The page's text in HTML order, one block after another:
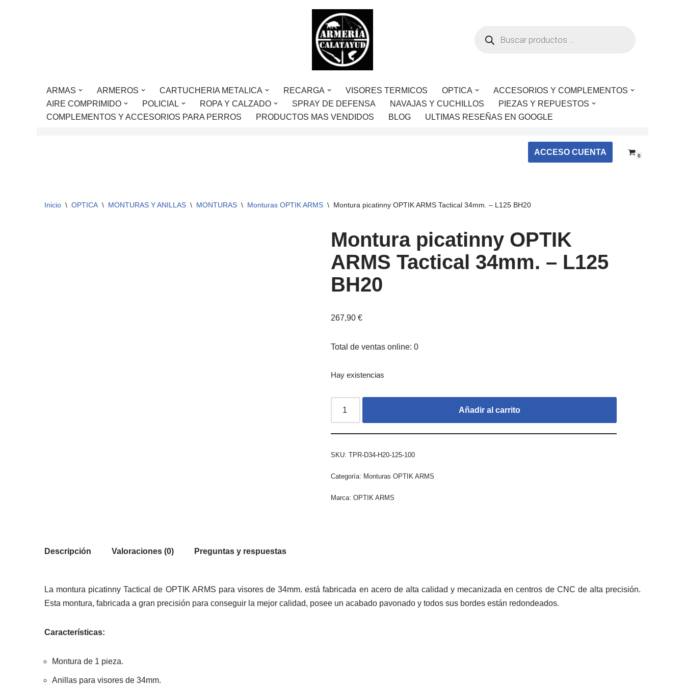
ARMAS ARMEROS CARTUCHERIA METALICA RECARGA VISORES TERMICOS OPTICA
ACCESORIOS Y COMPLEMENTOS
AIRE COMPRIMIDO
POLICIAL ROPA Y CALZADO SPRAY DE DEFENSA NAVAJAS Y CUCHILLOS
PIEZAS Y REPUESTOS
COMPLEMENTOS Y ACCESORIOS PARA PERROS
PRODUCTOS MAS VENDIDOS BLOG ULTIMAS RESEÑAS EN GOOGLE
ACCESO CUENTA 0
Inicio \ OPTICA \ MONTURAS Y ANILLAS \ MONTURAS \ Monturas OPTIK ARMS \ Montura picatinny OPTIK ARMS Tactical 34mm. – L125 BH20
Montura picatinny OPTIK
ARMS Tactical 34mm. – L125
BH20
267,90 €
Total de ventas online: 0
Hay existencias
Añadir al carrito
SKU: TPR-D34-H20-125-100
Categoría: Monturas OPTIK ARMS
Marca: OPTIK ARMS
Descripción Valoraciones (0) Preguntas y respuestas
La montura picatinny Tactical de OPTIK ARMS para visores de 34mm. está fabricada en acero de alta calidad y mecanizada en centros de CNC de alta precisión.
Esta montura, fabricada a gran precisión para conseguir la mejor calidad, posee un acabado pavonado y todos sus bordes están redondeados.
Características:
Montura de 1 pieza.
Anillas para visores de 34mm.